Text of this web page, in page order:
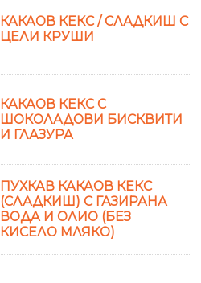
КАКАОВ КЕКС / СЛАДКИШ С
ЦЕЛИ КРУШИ
КАКАОВ КЕКС С
ШОКОЛАДОВИ БИСКВИТИ
И ГЛАЗУРА
ПУХКАВ КАКАОВ КЕКС
(СЛАДКИШ) С ГАЗИРАНА
ВОДА И ОЛИО (БЕЗ
КИСЕЛО МЛЯКО)